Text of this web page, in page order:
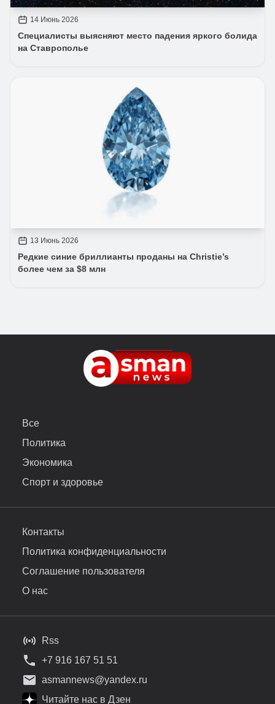
14 Июнь 2026
Специалисты выясняют место падения яркого болида
на Ставрополье
13 Июнь 2026
Редкие синие бриллианты проданы на Christie’s
более чем за $8 млн
Все
Политика
Экономика
Спорт и здоровье
Контакты
Политика конфиденциальности
Соглашение пользователя
О нас
Rss
+7 916 167 51 51
asmannews@yandex.ru
Читайте нас в Дзен